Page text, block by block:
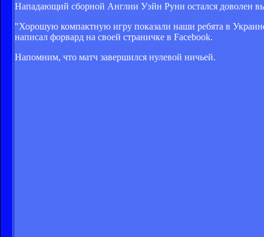
Нападающий сборной Англии Уэйн Руни остался доволен
"Хорошую компактную игру показали наши ребята в
написал форвард на своей страничке в Facebook.
Напомним, что матч завершился нулевой ничьей.